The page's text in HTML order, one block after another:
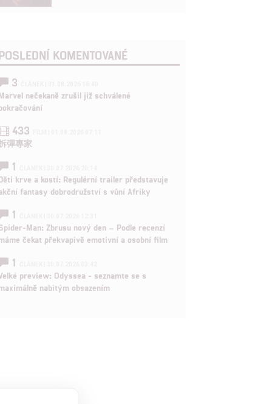
KOMENTOVANÉ
3
nečekaně zrušil již schválené
433
彈專家
1
krve a kostí: Regulérní trailer představuje
fantasy dobrodružství s vůní Afriky
1
Man: Zbrusu nový den – Podle recenzí
čekat překvapivě emotivní a osobní film
1
preview: Odyssea - seznamte se s
nabitým obsazením